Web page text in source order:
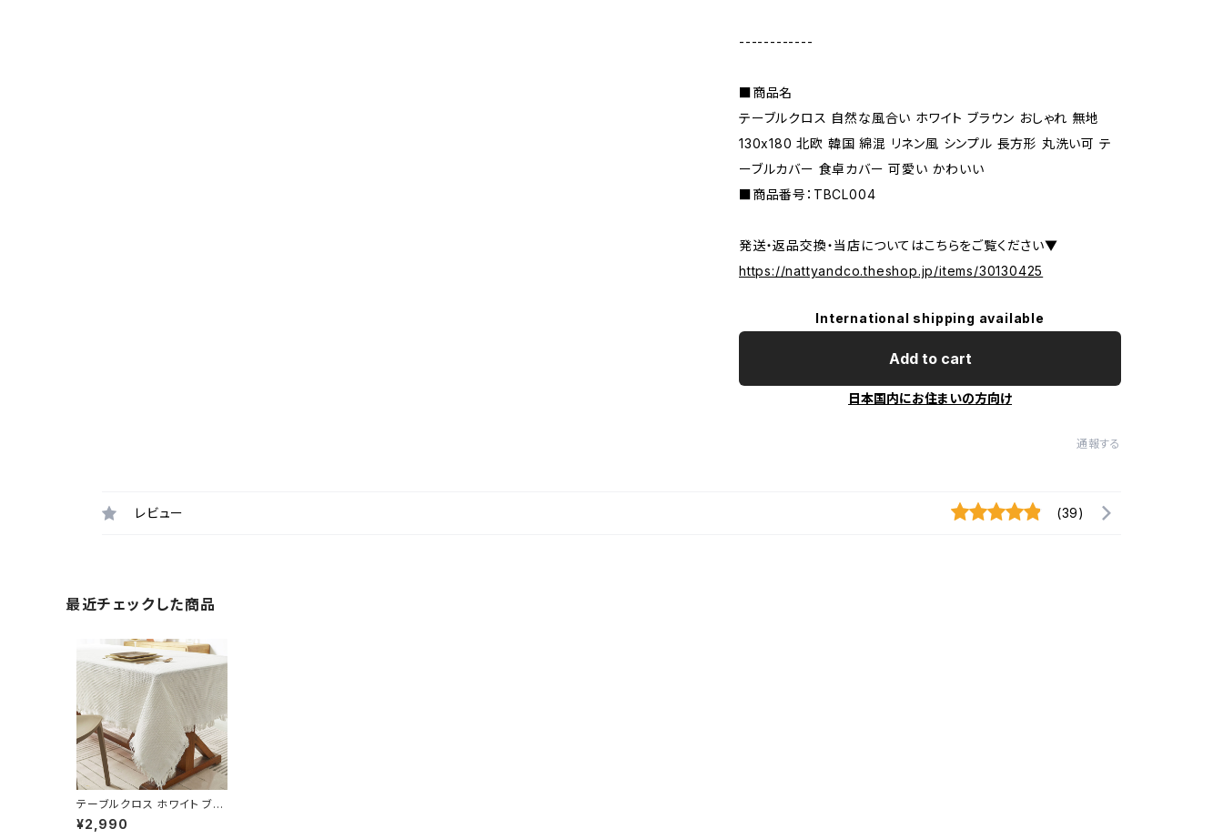
------------
■商品名
テーブルクロス 自然な風合い ホワイト ブラウン おしゃれ 無地
130x180 北欧 韓国 綿混 リネン風 シンプル 長方形 丸洗い可 テ
ーブルカバー 食卓カバー 可愛い かわいい
■商品番号：TBCL004
発送・返品交換・当店についてはこちらをご覧ください▼
https://nattyandco.theshop.jp/items/30130425
International shipping available
Add to cart
日本国内にお住まいの方向け
通報する
レビュー (39)
最近チェックした商品
テーブルクロス ホワイト ブラ
ウン おしゃれ 無地 130x180
TBCL004
¥2,990